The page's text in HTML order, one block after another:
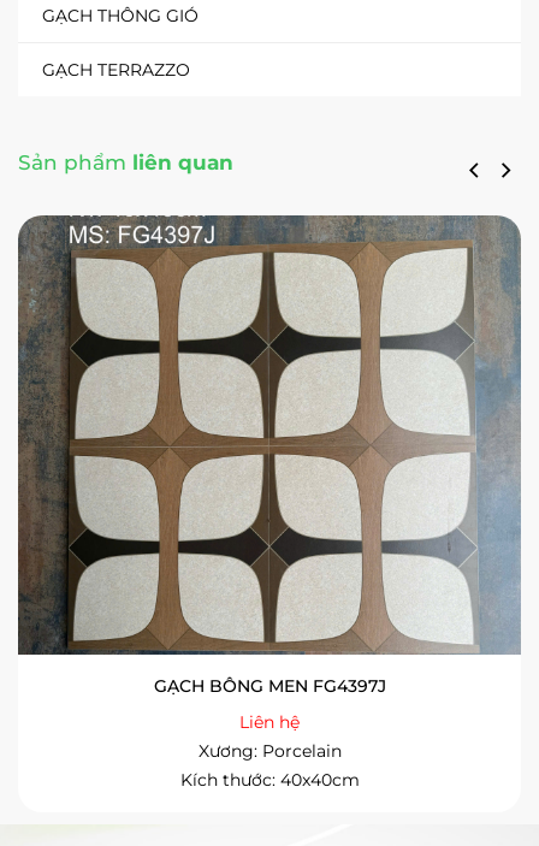
GẠCH THÔNG GIÓ
GẠCH TERRAZZO
Sản phẩm liên quan
GẠCH BÔNG MEN FG4397J
Liên hệ
Xương: Porcelain
Kích thước: 40x40cm